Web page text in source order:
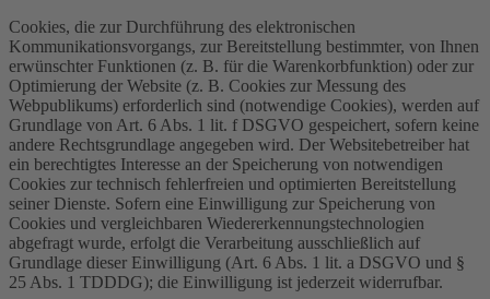
Cookies, die zur Durchführung des elektronischen
Kommunikationsvorgangs, zur Bereitstellung bestimmter, von Ihnen
erwünschter Funktionen (z. B. für die Warenkorbfunktion) oder zur
Optimierung der Website (z. B. Cookies zur Messung des
Webpublikums) erforderlich sind (notwendige Cookies), werden auf
Grundlage von Art. 6 Abs. 1 lit. f DSGVO gespeichert, sofern keine
andere Rechtsgrundlage angegeben wird. Der Websitebetreiber hat
ein berechtigtes Interesse an der Speicherung von notwendigen
Cookies zur technisch fehlerfreien und optimierten Bereitstellung
seiner Dienste. Sofern eine Einwilligung zur Speicherung von
Cookies und vergleichbaren Wiedererkennungstechnologien
abgefragt wurde, erfolgt die Verarbeitung ausschließlich auf
Grundlage dieser Einwilligung (Art. 6 Abs. 1 lit. a DSGVO und §
25 Abs. 1 TDDDG); die Einwilligung ist jederzeit widerrufbar.